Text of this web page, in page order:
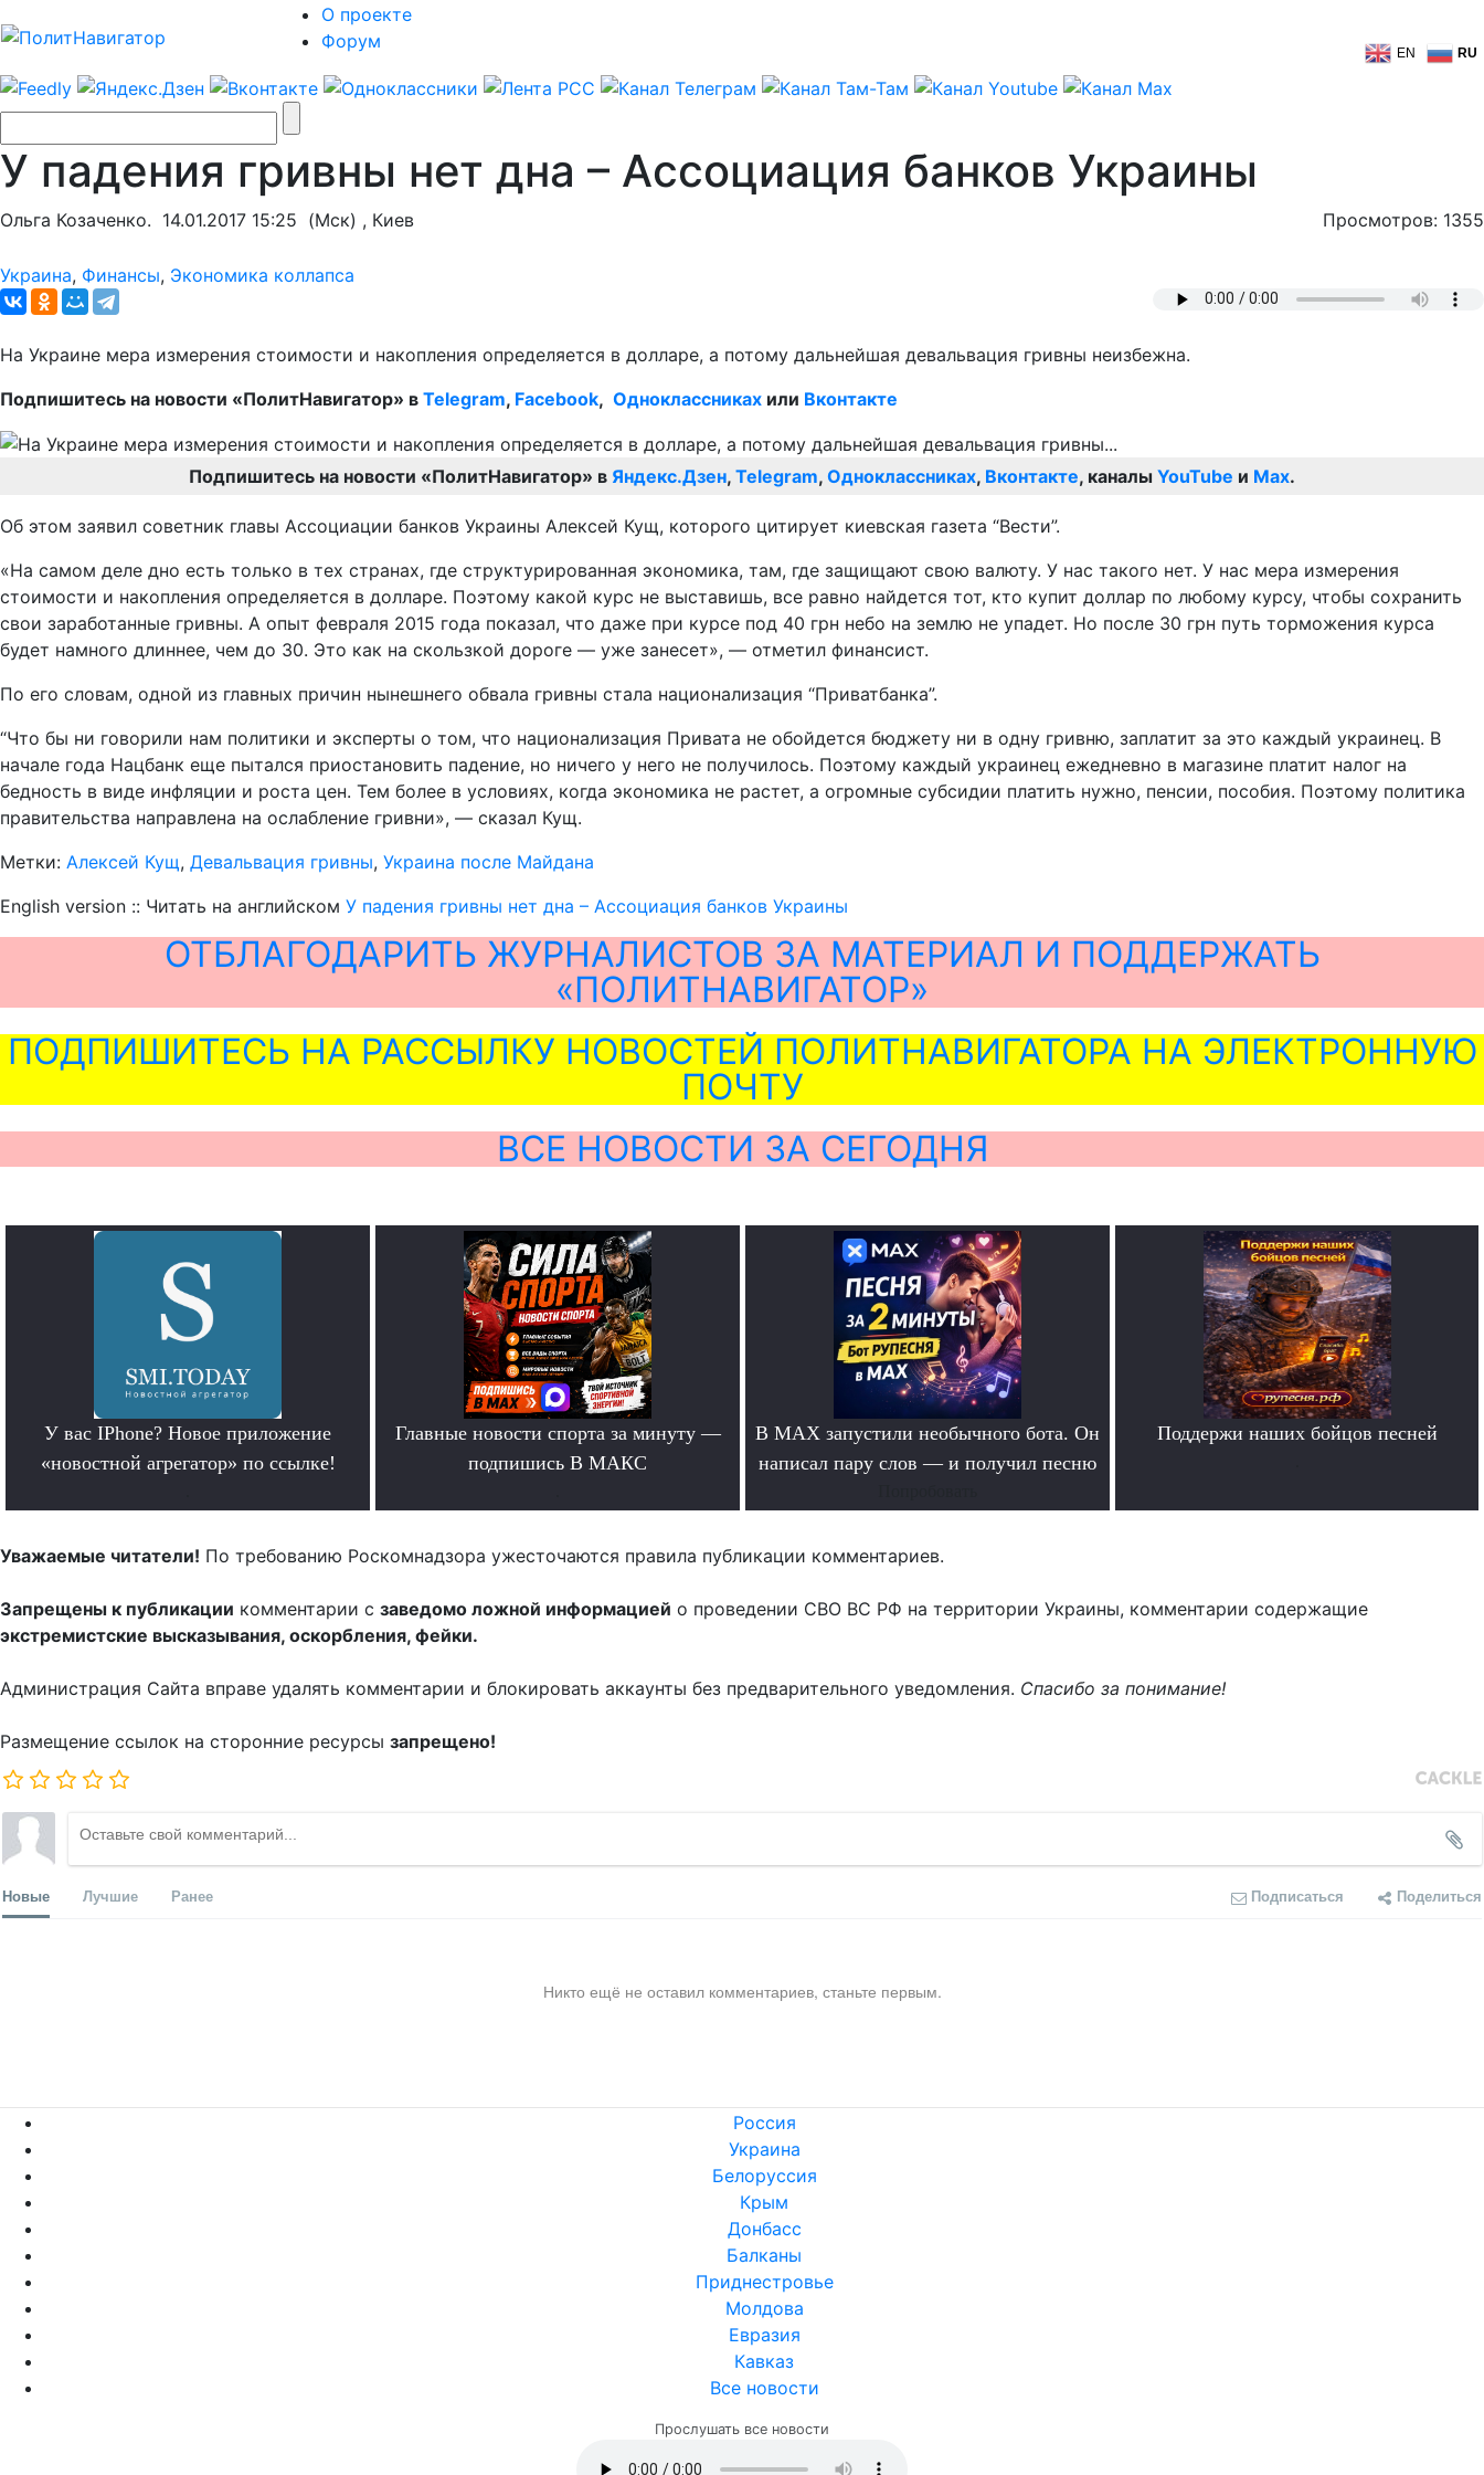
О проекте
Форум
EN RU
У падения гривны нет дна – Ассоциация банков Украины
Ольга Козаченко. 14.01.2017 15:25 (Мск) , Киев Просмотров: 1355
Украина, Финансы, Экономика коллапса
На Украине мера измерения стоимости и накопления определяется в долларе, а потому дальнейшая девальвация гривны неизбежна.
Подпишитесь на новости «ПолитНавигатор» в Telegram, Facebook, Одноклассниках или Вконтакте
Подпишитесь на новости «ПолитНавигатор» в Яндекс.Дзен, Telegram, Одноклассниках, Вконтакте, каналы YouTube и Max.
Об этом заявил советник главы Ассоциации банков Украины Алексей Кущ, которого цитирует киевская газета “Вести”.
«На самом деле дно есть только в тех странах, где структурированная экономика, там, где защищают свою валюту. У нас такого нет. У нас мера измерения
стоимости и накопления определяется в долларе. Поэтому какой курс не выставишь, все равно найдется тот, кто купит доллар по любому курсу, чтобы сохранить
свои заработанные гривны. А опыт февраля 2015 года показал, что даже при курсе под 40 грн небо на землю не упадет. Но после 30 грн путь торможения курса
будет намного длиннее, чем до 30. Это как на скользкой дороге — уже занесет», — отметил финансист.
По его словам, одной из главных причин нынешнего обвала гривны стала национализация “Приватбанка”.
“Что бы ни говорили нам политики и эксперты о том, что национализация Привата не обойдется бюджету ни в одну гривню, заплатит за это каждый украинец. В
начале года Нацбанк еще пытался приостановить падение, но ничего у него не получилось. Поэтому каждый украинец ежедневно в магазине платит налог на
бедность в виде инфляции и роста цен. Тем более в условиях, когда экономика не растет, а огромные субсидии платить нужно, пенсии, пособия. Поэтому политика
правительства направлена на ослабление гривни», — сказал Кущ.
Метки: Алексей Кущ, Девальвация гривны, Украина после Майдана
English version :: Читать на английском У падения гривны нет дна – Ассоциация банков Украины
ОТБЛАГОДАРИТЬ ЖУРНАЛИСТОВ ЗА МАТЕРИАЛ И ПОДДЕРЖАТЬ
«ПОЛИТНАВИГАТОР»
ПОДПИШИТЕСЬ НА РАССЫЛКУ НОВОСТЕЙ ПОЛИТНАВИГАТОРА НА ЭЛЕКТРОННУЮ
ПОЧТУ
ВСЕ НОВОСТИ ЗА СЕГОДНЯ
У вас IPhone? Новое приложение
«новостной агрегатор» по ссылке!
Главные новости спорта за минуту —
подпишись В МАКС
В MAX запустили необычного бота. Он
написал пару слов — и получил песню
Поддержи наших бойцов песней
Уважаемые читатели! По требованию Роскомнадзора ужесточаются правила публикации комментариев.
Запрещены к публикации комментарии с заведомо ложной информацией о проведении СВО ВС РФ на территории Украины, комментарии содержащие
экстремистские высказывания, оскорбления, фейки.
Администрация Сайта вправе удалять комментарии и блокировать аккаунты без предварительного уведомления. Спасибо за понимание!
Размещение ссылок на сторонние ресурсы запрещено!
Новые Лучшие Ранее Подписаться Поделиться
Никто ещё не оставил комментариев, станьте первым.
Россия
Украина
Белоруссия
Крым
Донбасс
Балканы
Приднестровье
Молдова
Евразия
Кавказ
Все новости
Прослушать все новости